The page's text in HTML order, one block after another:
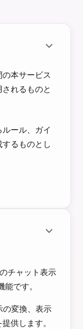
本サービス
れるものと
ール、ガイ
るものとし
チャット表示
です。
の変換、表示
供します。